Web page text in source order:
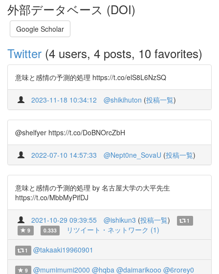
外部データベース (DOI)
Google Scholar
Twitter (4 users, 4 posts, 10 favorites)
意味と感情の予測的処理 https://t.co/elS8L6NzSQ
2023-11-18 10:34:12 @shikihuton (投稿一覧)
@shelfyer https://t.co/DoBNOrcZbH
2022-07-10 14:57:33 @Nept0ne_SovaU (投稿一覧)
意味と感情の予測的処理 by 名古屋大学の大平先生
https://t.co/MbbMyPifDJ
2021-10-29 09:39:55 @ishikun3 (投稿一覧)
1
9
0.333 リツイート・ネットワーク (1)
1 @takaaki19960901
9 @mumimumi2000 @hqba @daimarikooo @6rorey0